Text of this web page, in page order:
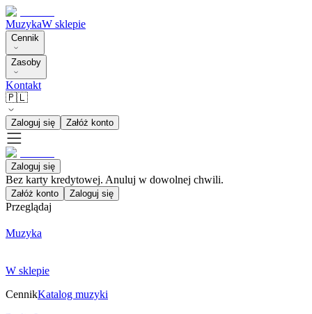
MuzykaW sklepie
Cennik
Zasoby
Kontakt
🇵🇱
Zaloguj się Załóż konto
Zaloguj się
Bez karty kredytowej. Anuluj w dowolnej chwili.
Załóż konto Zaloguj się
Przeglądaj
Muzyka
W sklepie
CennikKatalog muzyki